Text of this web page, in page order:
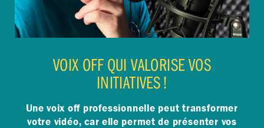
VOIX OFF QUI VALORISE VOS
INITIATIVES !
Une voix off professionnelle peut transformer
votre vidéo, car elle permet de présenter vos